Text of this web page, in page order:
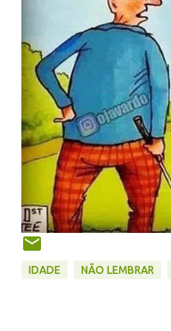
IDADE NÃO LEMBRAR